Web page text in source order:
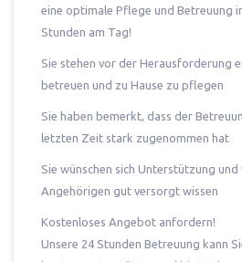
eine optimale Pflege und Betreuung
Stunden am Tag!
Sie stehen vor der Herausforderung
betreuen und zu Hause zu pflegen
Sie haben bemerkt, dass der
letzten Zeit stark zugenommen hat
Sie wünschen sich Unterstützung und
Angehörigen gut versorgt wissen
Kostenloses Angebot anfordern!
Unsere 24 Stunden Betreuung kann